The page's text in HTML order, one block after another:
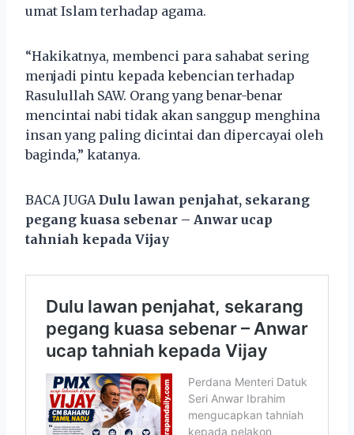
umat Islam terhadap agama.
“Hakikatnya, membenci para sahabat sering
menjadi pintu kepada kebencian terhadap
Rasulullah SAW. Orang yang benar-benar
mencintai nabi tidak akan sanggup menghina
insan yang paling dicintai dan dipercayai oleh
baginda,” katanya.
BACA JUGA Dulu lawan penjahat, sekarang
pegang kuasa sebenar – Anwar ucap
tahniah kepada Vijay